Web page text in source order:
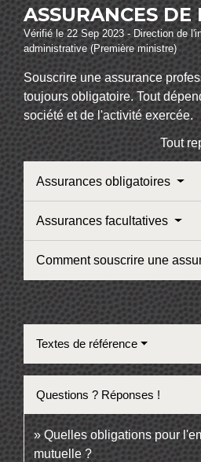
ASSURANCES DE
Vérifié le 22 Sep 2023 - Direction de
administrative (Première ministre)
Souscrire une assurance
toujours obligatoire. Tout
société et de l'activité exercée.
Tout
Assurances obligatoires
Assurances facultatives
Comment souscrire une
Textes de référence
Questions ? Réponses !
Quelles obligations pour
mutuelle ?